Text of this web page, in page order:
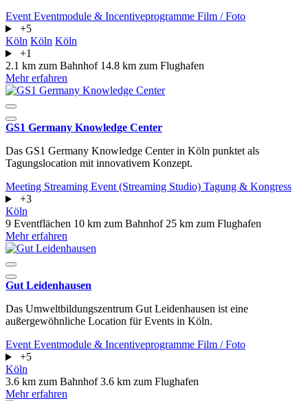
Event Eventmodule & Incentiveprogramme Film / Foto
+5
Köln Köln Köln
+1
2.1 km zum Bahnhof 14.8 km zum Flughafen
Mehr erfahren
GS1 Germany Knowledge Center
Das GS1 Germany Knowledge Center in Köln punktet als
Tagungslocation mit innovativem Konzept.
Meeting Streaming Event (Streaming Studio) Tagung & Kongress
+3
Köln
9 Eventflächen 10 km zum Bahnhof 25 km zum Flughafen
Mehr erfahren
Gut Leidenhausen
Das Umweltbildungszentrum Gut Leidenhausen ist eine
außergewöhnliche Location für Events in Köln.
Event Eventmodule & Incentiveprogramme Film / Foto
+5
Köln
3.6 km zum Bahnhof3.6 km zum Flughafen
Mehr erfahren